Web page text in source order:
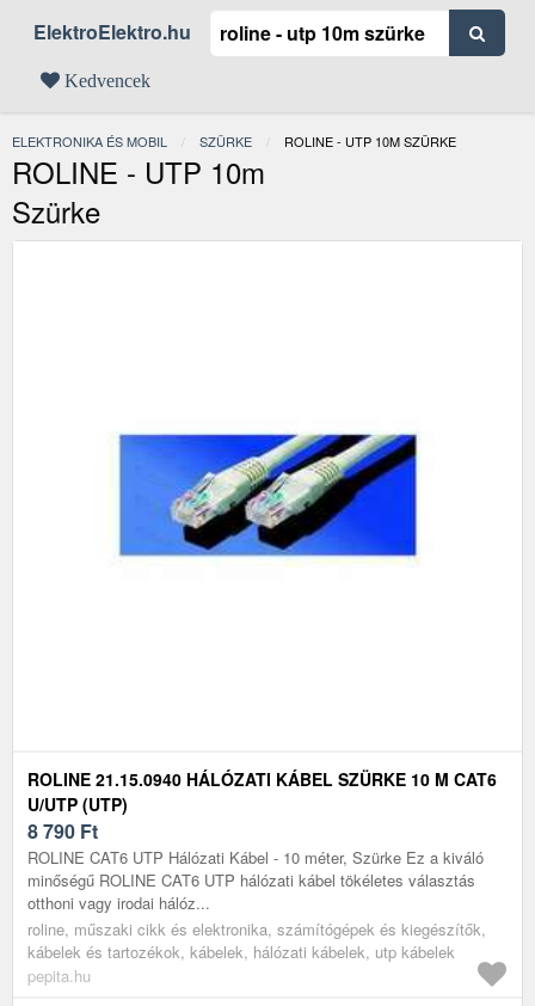
ElektroElektro.hu
Kedvencek
ELEKTRONIKA ÉS MOBIL SZÜRKE JELENLEGI:
ROLINE - UTP 10M SZÜRKE
ROLINE - UTP 10m
Szürke
ROLINE 21.15.0940 HÁLÓZATI KÁBEL SZÜRKE 10 M CAT6
U/UTP (UTP)
8 790 Ft
ROLINE CAT6 UTP Hálózati Kábel - 10 méter, Szürke Ez a kiváló
minőségű ROLINE CAT6 UTP hálózati kábel tökéletes választás
otthoni vagy irodai hálóz...
roline, műszaki cikk és elektronika, számítógépek és kiegészítők,
kábelek és tartozékok, kábelek, hálózati kábelek, utp kábelek
pepita.hu